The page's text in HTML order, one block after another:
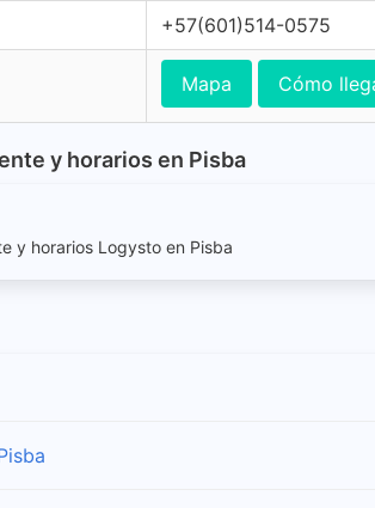
+57(601)514-0575
Mapa Cómo
y horarios en Pisba
y horarios Logysto en Pisba